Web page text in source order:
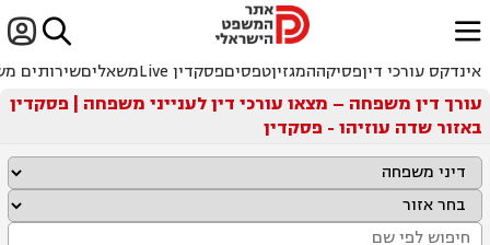

ﱐ
אינדקס עורכי דיןפסיקההמגזיןטפסיםפסקדין Live משאליםשירותים
עורך דין משפחה – מצאו עורכי דין לענייני משפחה | פסקדין
באזור שדה עוזיהו - פסקדין